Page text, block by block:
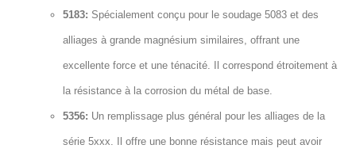
5183: Spécialement conçu pour le soudage 5083 et des
alliages à grande magnésium similaires, offrant une
excellente force et une ténacité. Il correspond étroitement à
la résistance à la corrosion du métal de base.
5356: Un remplissage plus général pour les alliages de la
série 5xxx. Il offre une bonne résistance mais peut avoir